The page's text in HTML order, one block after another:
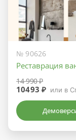
№ 90626
Реставрация
14 990 ₽
10493 ₽ или в